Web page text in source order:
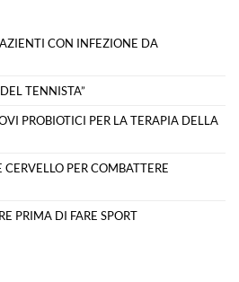
CON INFEZIONE DA
TENNISTA”
PROBIOTICI PER LA TERAPIA DELLA
PER COMBATTERE
PRIMA DI FARE SPORT